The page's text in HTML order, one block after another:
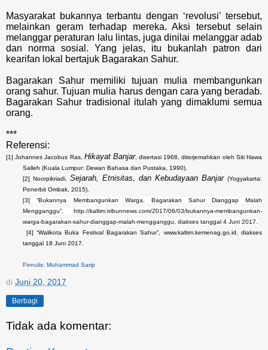
Masyarakat bukannya terbantu dengan ‘revolusi’ tersebut,
melainkan geram terhadap mereka. Aksi tersebut selain
melanggar peraturan lalu lintas, juga dinilai melanggar adab
dan norma sosial. Yang jelas, itu bukanlah patron dari
kearifan lokal bertajuk Bagarakan Sahur.
Bagarakan Sahur memiliki tujuan mulia membangunkan
orang sahur. Tujuan mulia harus dengan cara yang beradab.
Bagarakan Sahur tradisional itulah yang dimaklumi semua
orang.
***
Referensi:
[1] Johannes Jacobus Ras, Hikayat Banjar, disertasi 1968, diterjemahkan oleh Siti Hawa
Salleh (Kuala Lumpur: Dewan Bahasa dan Pustaka, 1990).
[2] Noorpikriadi,Sejarah, Etnisitas, dan Kebudayaan Banjar (Yogyakarta:
Penerbit Ombak, 2015).
[3] “Bukannya Membangunkan Warga, Bagarakan Sahur Dianggap Malah
Mengganggu”, http://kaltim.tribunnews.com/2017/06/03/bukannya-membangunkan-
warga-bagarakan-sahur-dianggap-malah-mengganggu, diakses tanggal 4 Juni 2017.
[4] “Walikota Buka Festival Bagarakan Sahur”, www.kaltim.kemenag.go.id, diakses
tanggal 18 Juni 2017.
Penulis: Muhammad Sarip
di Juni 20, 2017
Berbagi
Tidak ada komentar: